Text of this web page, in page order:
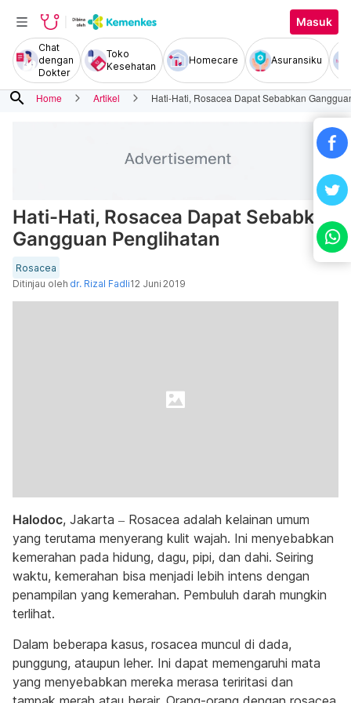
Masuk
Chat
dengan
Dokter
Toko
Kesehatan
Homecare Asuransiku
search Home Artikel Hati-Hati, Rosacea Dapat Sebabkan
Hati-Hati, Rosacea Dapat Sebabkan
Gangguan Penglihatan
Rosacea
Ditinjau oleh dr. Rizal Fadli12 Juni 2019
Halodoc, Jakarta – Rosacea adalah kelainan umum
yang terutama menyerang kulit wajah. Ini menyebabkan
kemerahan pada hidung, dagu, pipi, dan dahi. Seiring
waktu, kemerahan bisa menjadi lebih intens dengan
penampilan yang kemerahan. Pembuluh darah mungkin
terlihat.
Dalam beberapa kasus, rosacea muncul di dada,
punggung, ataupun leher. Ini dapat memengaruhi mata
yang menyebabkan mereka merasa teriritasi dan